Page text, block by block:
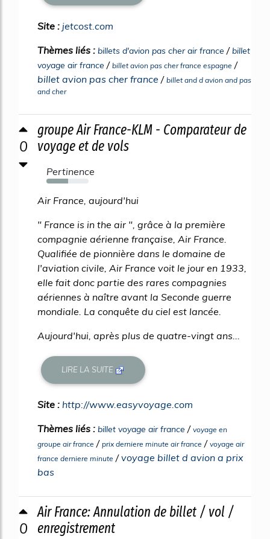
Site : jetcost.com
Thèmes liés : billets d'avion pas cher air france /billet
voyage air france / billet avion pas cher france espagne /
billet avion pas cher france / billet and d avion and pas
and cher
0
groupe Air France-KLM - Comparateur de
voyage et de vols
Pertinence
51%
Air France, aujourd'hui
" France is in the air ", grâce à la première
compagnie aérienne française, Air France.
Qualifiée de pionnière dans le domaine de
l'aviation civile, Air France voit le jour en 1933,
elle fait donc partie des rares compagnies
aériennes à naître avant la Seconde guerre
mondiale. La conquête du ciel est lancée.
Aujourd'hui, après plus de quatre-vingt ans...
LIRE LA SUITE
Site : http://www.easyvoyage.com
Thèmes liés : billet voyage air france / voyage en
groupe air france / prix derniere minute air france / voyage air
france derniere minute /voyage billet d avion a prix
bas
0
Air France: Annulation de billet / vol /
enregistrement